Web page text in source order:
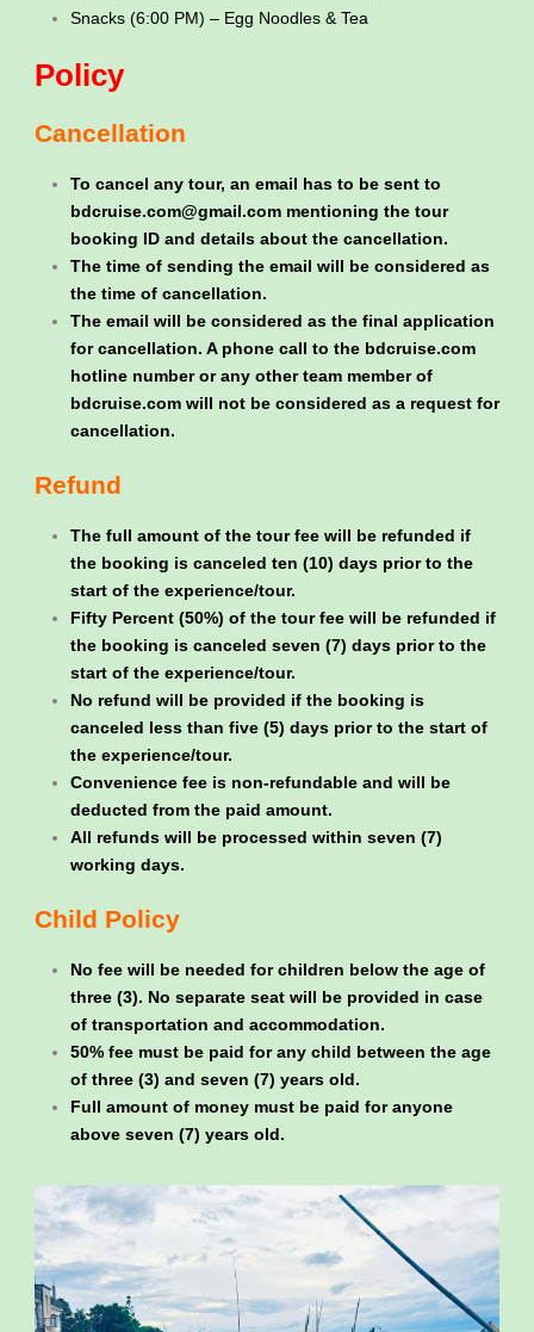
Snacks (6:00 PM) – Egg Noodles & Tea
Policy
Cancellation
To cancel any tour, an email has to be sent to
bdcruise.com@gmail.com mentioning the tour
booking ID and details about the cancellation.
The time of sending the email will be considered as
the time of cancellation.
The email will be considered as the final application
for cancellation. A phone call to the bdcruise.com
hotline number or any other team member of
bdcruise.com will not be considered as a request for
cancellation.
Refund
The full amount of the tour fee will be refunded if
the booking is canceled ten (10) days prior to the
start of the experience/tour.
Fifty Percent (50%) of the tour fee will be refunded if
the booking is canceled seven (7) days prior to the
start of the experience/tour.
No refund will be provided if the booking is
canceled less than five (5) days prior to the start of
the experience/tour.
Convenience fee is non-refundable and will be
deducted from the paid amount.
All refunds will be processed within seven (7)
working days.
Child Policy
No fee will be needed for children below the age of
three (3). No separate seat will be provided in case
of transportation and accommodation.
50% fee must be paid for any child between the age
of three (3) and seven (7) years old.
Full amount of money must be paid for anyone
above seven (7) years old.